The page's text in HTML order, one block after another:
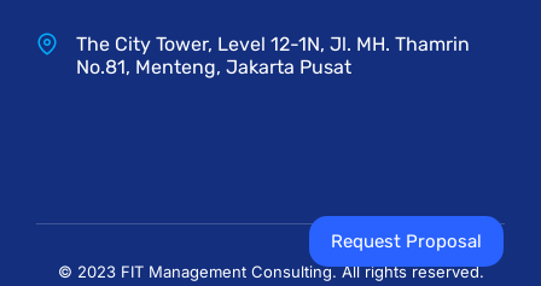
The City Tower, Level 12-1N, Jl. MH. Thamrin
No.81, Menteng, Jakarta Pusat
Request Proposal
© 2023 FIT Management Consulting. All rights reserved.